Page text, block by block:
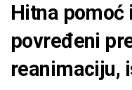
Hitna pomoć
povređeni
reanimaciju,